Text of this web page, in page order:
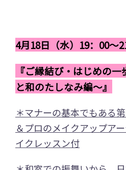
4月18日（水）19：00～
『ご縁結び・はじめの
と和のたしなみ編～』
＊マナーの基本でもある
＆プロのメイクアップア
イクレッスン付